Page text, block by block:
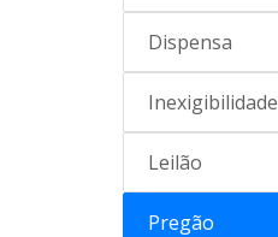
Dispensa
Inexigibilidade
Leilão
Pregão